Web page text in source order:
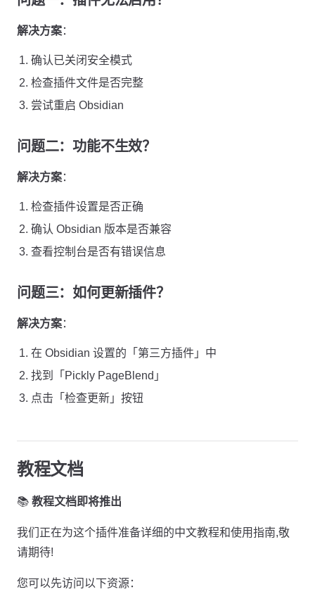
解决方案：
确认已关闭安全模式
检查插件文件是否完整
尝试重启 Obsidian
问题二：功能不生效？
解决方案：
检查插件设置是否正确
确认 Obsidian 版本是否兼容
查看控制台是否有错误信息
问题三：如何更新插件？
解决方案：
在 Obsidian 设置的「第三方插件」中
找到「Pickly PageBlend」
点击「检查更新」按钮
教程文档
📚 教程文档即将推出
我们正在为这个插件准备详细的中文教程和使用指南,敬
请期待!
您可以先访问以下资源：